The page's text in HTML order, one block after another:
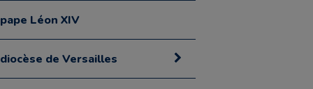
Léon XIV
de Versailles